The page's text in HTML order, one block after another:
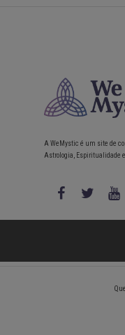
A WeMystic é um site de
Astrologia, Espiritualidade